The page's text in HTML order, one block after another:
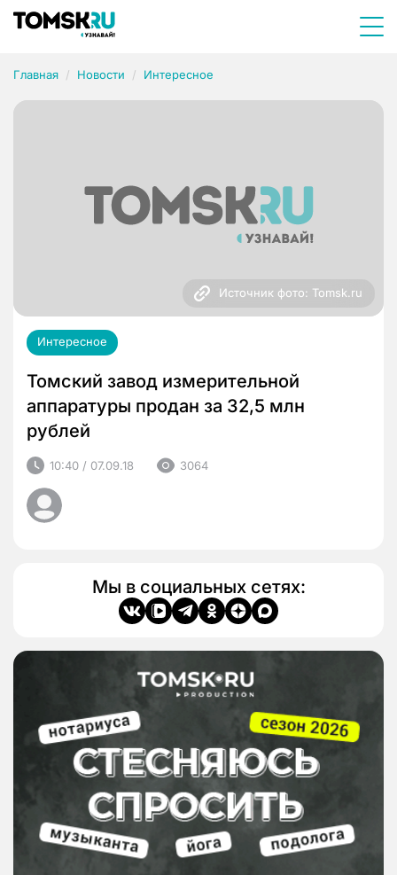
Главная Новости Интересное
Источник фото: Tomsk.ru
Интересное
Томский завод измерительной
аппаратуры продан за 32,5 млн
рублей
10:40 / 07.09.18 3064
Мы в социальных сетях: